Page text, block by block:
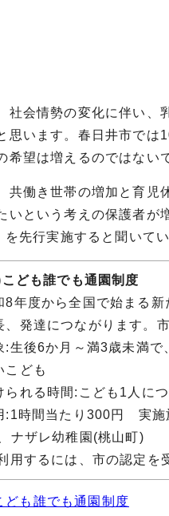
社会情勢の変化に伴い、
思います。春日井市では
希望は増えるのではない
共働き世帯の増加と育児
いという考えの保護者が
先行実施すると聞いて
ども誰でも通園制度
8年度から全国で始まる
、発達につながります。
:生後6か月～満3歳未満
こども
られる時間:こども1人に
:1時間当たり300円 実施
ナザレ幼稚園(桃山町)
用するには、市の認定を
ども誰でも通園制度